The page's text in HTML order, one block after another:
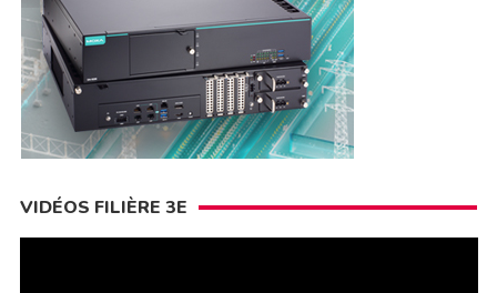
VIDÉOS FILIÈRE 3E